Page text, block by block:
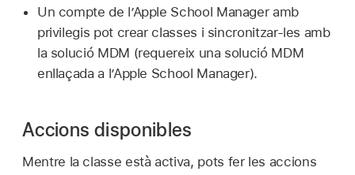
Un compte de l’Apple School Manager amb
privilegis pot crear classes i sincronitzar-les amb
la solució MDM (requereix una solució MDM
enllaçada a l’Apple School Manager).
Accions disponibles
Mentre la classe està activa, pots fer les accions